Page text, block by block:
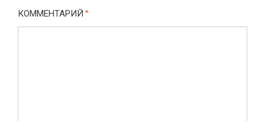
КОММЕНТАРИЙ *